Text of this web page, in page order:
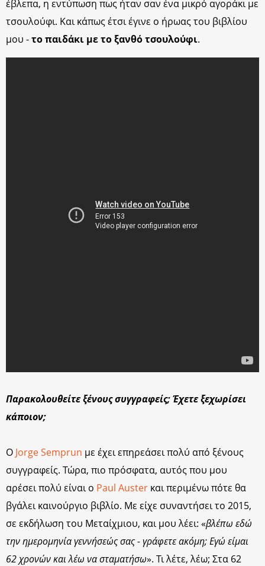
έβλεπα, η εντύπωση πως ήταν σαν ένα μικρό αγοράκι με
τσουλούφι. Και κάπως έτσι έγινε ο ήρωας του βιβλίου
μου -το παιδάκι με το ξανθό τσουλούφι.
Παρακολουθείτε ξένους συγγραφείς; Έχετε ξεχωρίσει
κάποιον;
Ο Jorge Semprun με έχει επηρεάσει πολύ από ξένους
συγγραφείς. Τώρα, πιο πρόσφατα, αυτός που μου
αρέσει πολύ είναι ο Paul Auster και περιμένω πότε θα
βγάλει καινούργιο βιβλίο. Με είχε συναντήσει το 2015,
σε εκδήλωση του Μεταίχμιου, και μου λέει: «βλέπω εδώ
την ημερομηνία γεννήσεώς σας - γράφετε ακόμη; Εγώ είμαι
62 χρονών και λέω να σταματήσω». Τι λέτε, λέω; Στα 62